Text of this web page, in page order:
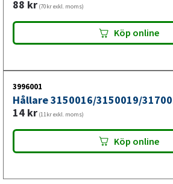
montering på släp
Denna positionslykta är utformad för
montering och ger god synlighet
lämplig som ersättning när befintlig
bytas för att återställa tydlig
88 kr (70kr exkl. moms)
Köp online
3996001
Hållare 3150016/3150019/
14 kr (11kr exkl. moms)
Köp online